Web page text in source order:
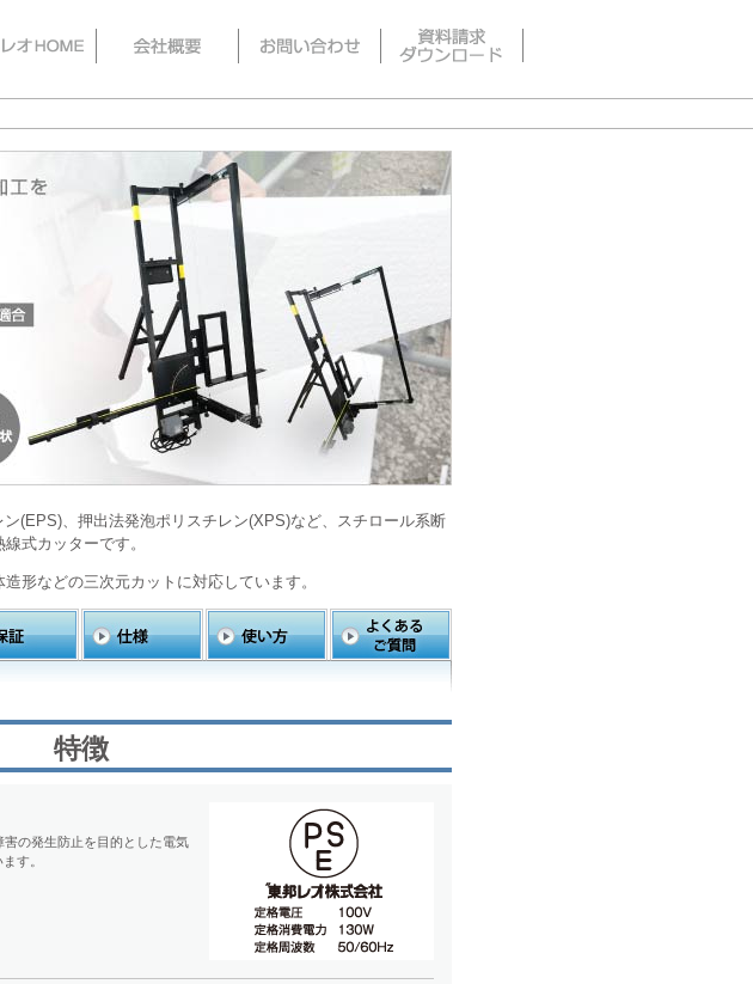
(EPS)、押出法発泡ポリスチレン(XPS)など、スチロール系断
式カッターです。
形などの三次元カットに対応しています。
特徴
の発生防止を目的とした電気
す。